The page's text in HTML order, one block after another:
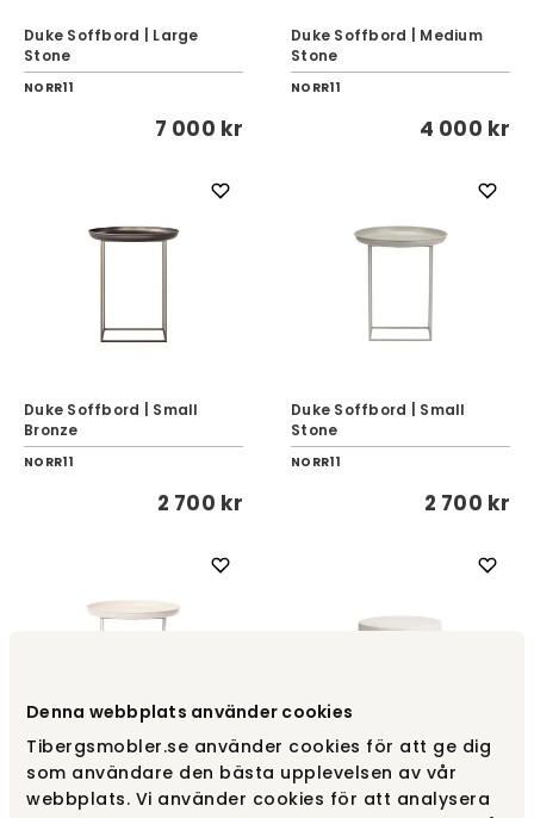
Denna webbplats använder cookies
Tibergsmobler.se använder cookies för att ge dig
som användare den bästa upplevelsen av vår
webbplats. Vi använder cookies för att analysera
Duke Soffbord | Large
Stone
NORR11
7 000 kr
Duke Soffbord | Medium
Stone
NORR11
4 000 kr
Duke Soffbord | Small
Bronze
NORR11
2 700 kr
Duke Soffbord | Small
Stone
NORR11
2 700 kr
Duke Soffbord | Smalle
Antique White
Gear Sidobord | Ø45 |
Chalk